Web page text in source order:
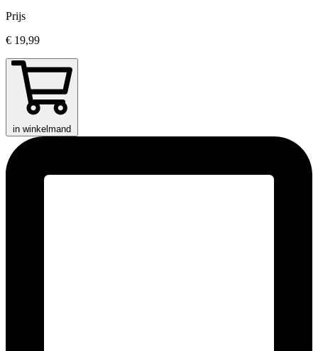
Prijs
€ 19,99
in winkelmand